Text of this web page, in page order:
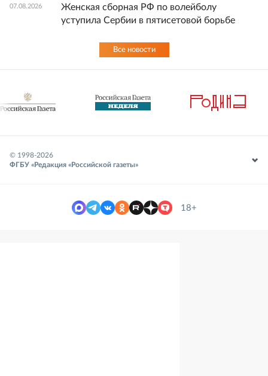
07.08.2026
Женская сборная РФ по волейболу
уступила Сербии в пятисетовой борьбе
Все новости
© 1998-2026
ФГБУ «Редакция «Российской газеты»
18+